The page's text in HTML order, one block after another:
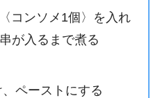
コンソメ1個〉を入れ
が入るまで煮る
ペーストにする